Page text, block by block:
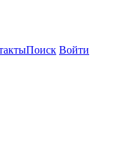
Поиск Войти